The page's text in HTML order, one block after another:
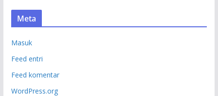
Meta
Masuk
Feed entri
Feed komentar
WordPress.org